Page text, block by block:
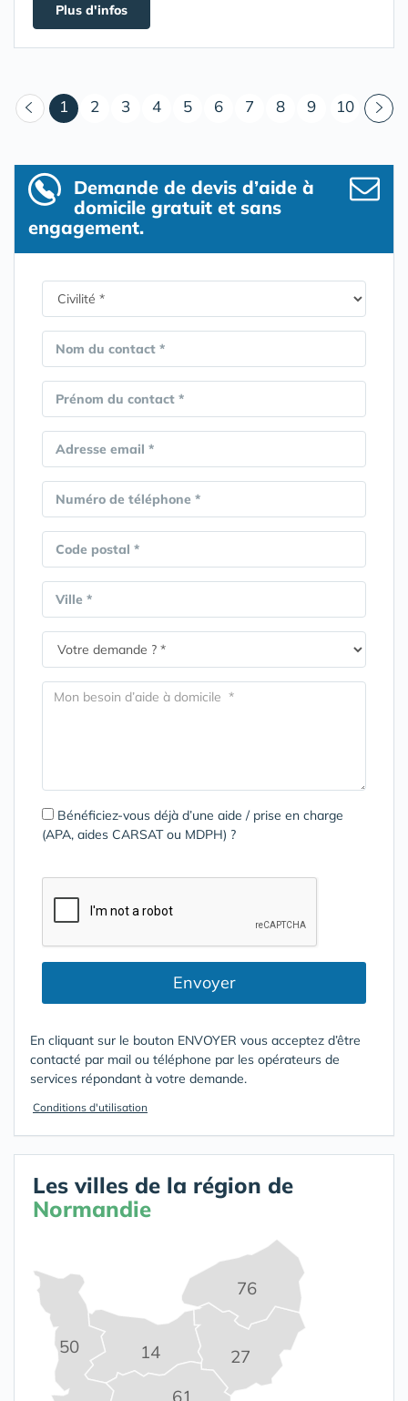
Plus d'infos
1 (courant)
2 3 4 5 6 7 8 9 10
Demande de devis d’aide à
domicile gratuit et sans
engagement.
Nom du contact *
Prénom du contact *
Adresse email *
Numéro de téléphone *
Code postal *
Ville *
Bénéficiez-vous déjà d’une aide / prise en charge
(APA, aides CARSAT ou MDPH) ?
Envoyer
En cliquant sur le bouton ENVOYER vous acceptez d’être
contacté par mail ou téléphone par les opérateurs de
services répondant à votre demande.
Conditions d'utilisation
Les villes de la région de
Normandie
14 27
50
76